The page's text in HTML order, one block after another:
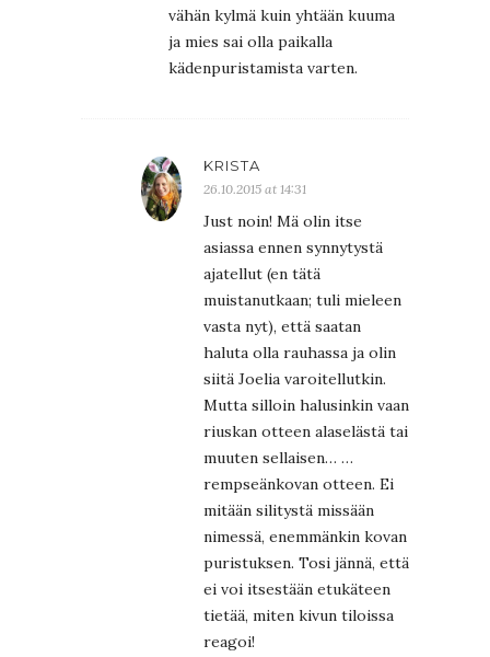
vähän kylmä kuin yhtään kuuma
ja mies sai olla paikalla
kädenpuristamista varten.
KRISTA
26.10.2015 at 14:31
Just noin! Mä olin itse
asiassa ennen synnytystä
ajatellut (en tätä
muistanutkaan; tuli mieleen
vasta nyt), että saatan
haluta olla rauhassa ja olin
siitä Joelia varoitellutkin.
Mutta silloin halusinkin vaan
riuskan otteen alaselästä tai
muuten sellaisen… …
rempseänkovan otteen. Ei
mitään silitystä missään
nimessä, enemmänkin kovan
puristuksen. Tosi jännä, että
ei voi itsestään etukäteen
tietää, miten kivun tiloissa
reagoi!